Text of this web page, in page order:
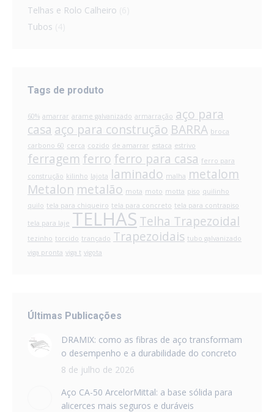
Telhas e Rolo Calheiro
Tubos
Tags de produto
60% amarrar arame galvanizado armarração aço para
casa aço para construção BARRA broca
carbono 60 cerca cozido de amarrar estaca estrivo
ferragem ferro ferro para casa ferro para
construção kilinho lajota laminado malha metalom
Metalon metalão mota moto motta piso quilinho
quilo tela para chiqueiro tela para concreto tela para contrapiso
tela para laje TELHAS Telha Trapezoidal
tezinho torcido trançado Trapezoidais tubo galvanizado
viga pronta viga t vigota
Últimas Publicações
DRAMIX: como as fibras de aço transformam
o desempenho e a durabilidade do concreto
8 de julho de 2026
Aço CA-50 ArcelorMittal: a base sólida para
alicerces mais seguros e duráveis